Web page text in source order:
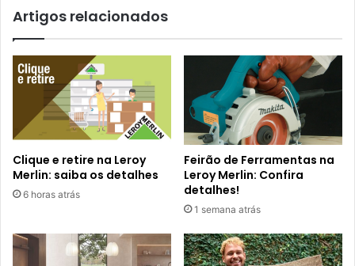
Artigos relacionados
Clique e retire na Leroy
Merlin: saiba os detalhes
6 horas atrás
Feirão de Ferramentas na
Leroy Merlin: Confira
detalhes!
1 semana atrás